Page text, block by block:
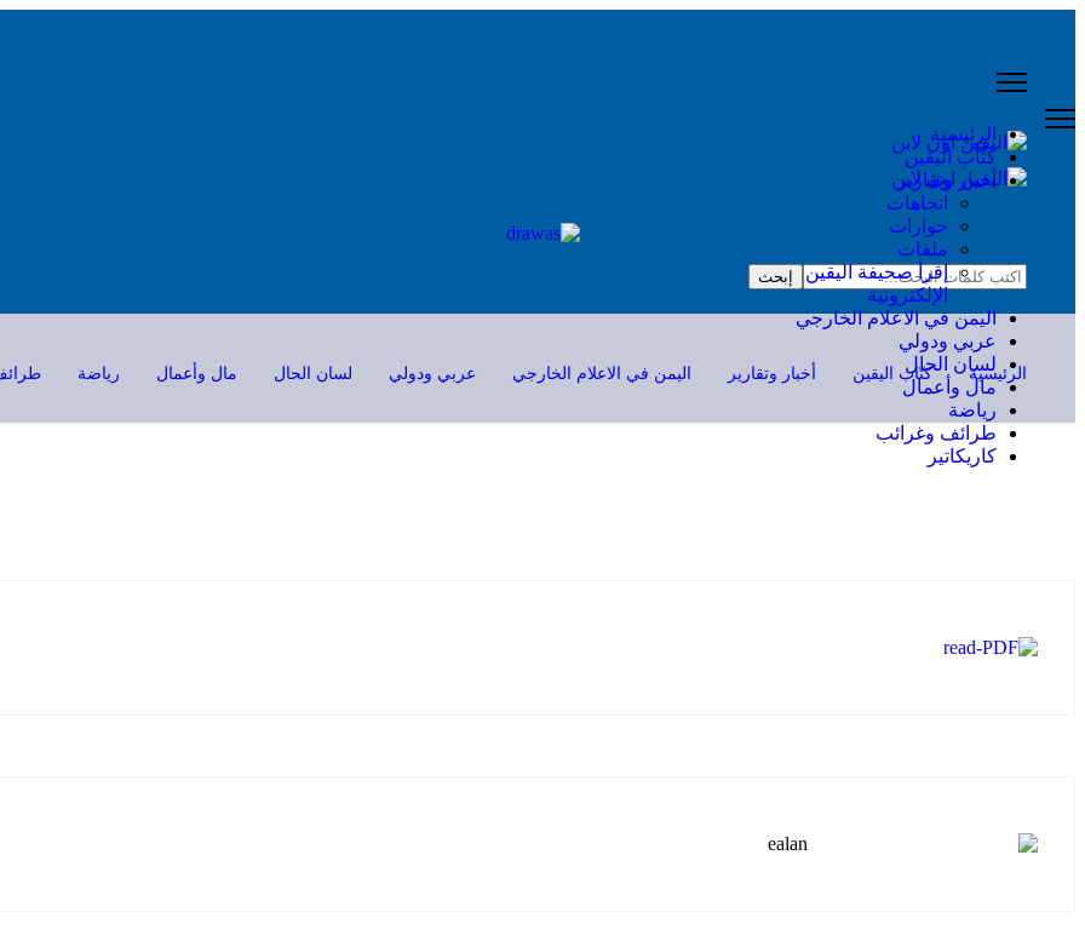
البحث... إبحث
الرئيسية كتّاب اليقين أخبار وتقارير اليمن في الاعلام الخارجي عربي ودولي لسان الحال مال وأعمال رياضة
الرئيسية
كتّاب اليقين
أخبار وتقارير
اتجاهات
حوارات
ملفات
إقرأ صحيفة اليقين
الإلكترونية
اليمن في الاعلام الخارجي
عربي ودولي
لسان الحال
مال وأعمال
رياضة
طرائف وغرائب
كاريكاتير